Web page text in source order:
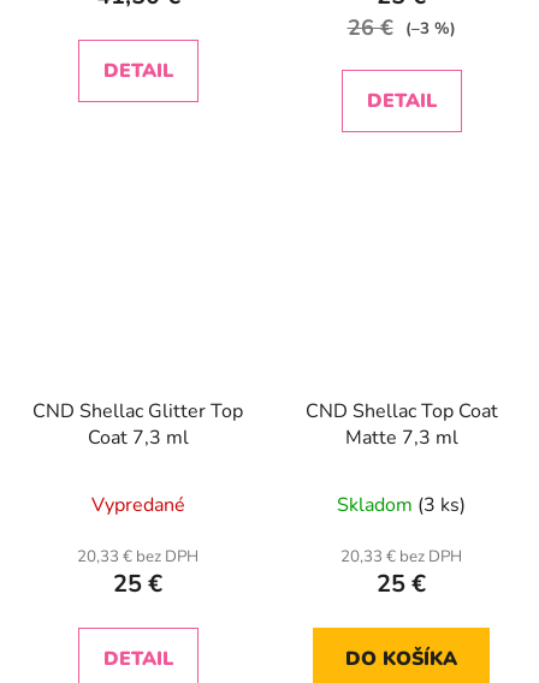
DETAIL
26 € (–3 %)
DETAIL
CND Shellac Glitter Top
Coat 7,3 ml
Vypredané
20,33 € bez DPH
25 €
DETAIL
CND Shellac Top Coat
Matte 7,3 ml
Skladom (3 ks)
20,33 € bez DPH
25 €
DO KOŠÍKA